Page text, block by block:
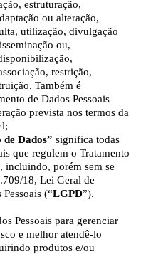
estruturação,
ou alteração,
utilização, divulgação
ou,
restrição,
Também é
de Dados Pessoais
prevista nos termos da
Dados” significa todas
que regulem o Tratamento
incluindo, porém sem se
18, Lei Geral de
(“LGPD”).
Pessoais para gerenciar
e melhor atendê-lo
produtos e/ou